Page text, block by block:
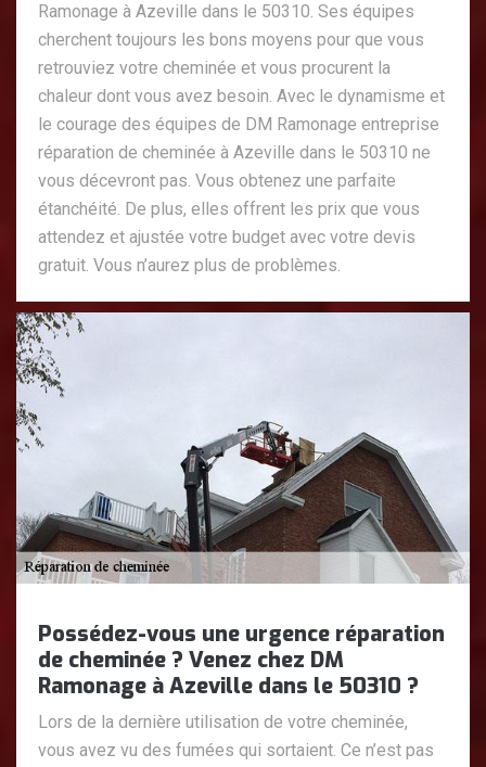
Ramonage à Azeville dans le 50310. Ses équipes
cherchent toujours les bons moyens pour que vous
retrouviez votre cheminée et vous procurent la
chaleur dont vous avez besoin. Avec le dynamisme et
le courage des équipes de DM Ramonage entreprise
réparation de cheminée à Azeville dans le 50310 ne
vous décevront pas. Vous obtenez une parfaite
étanchéité. De plus, elles offrent les prix que vous
attendez et ajustée votre budget avec votre devis
gratuit. Vous n’aurez plus de problèmes.
Possédez-vous une urgence réparation
de cheminée ? Venez chez DM
Ramonage à Azeville dans le 50310 ?
Lors de la dernière utilisation de votre cheminée,
vous avez vu des fumées qui sortaient. Ce n’est pas